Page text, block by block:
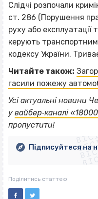
Слідчі розпочали
ст. 286 (Порушення
руху або експлуатації
керують
кодексу України.
Читайте також:
гасили пожежу
Усі актуальні новини
у вайбер‐каналі
пропустити!
Підписуйтеся на
Поділитись статтею